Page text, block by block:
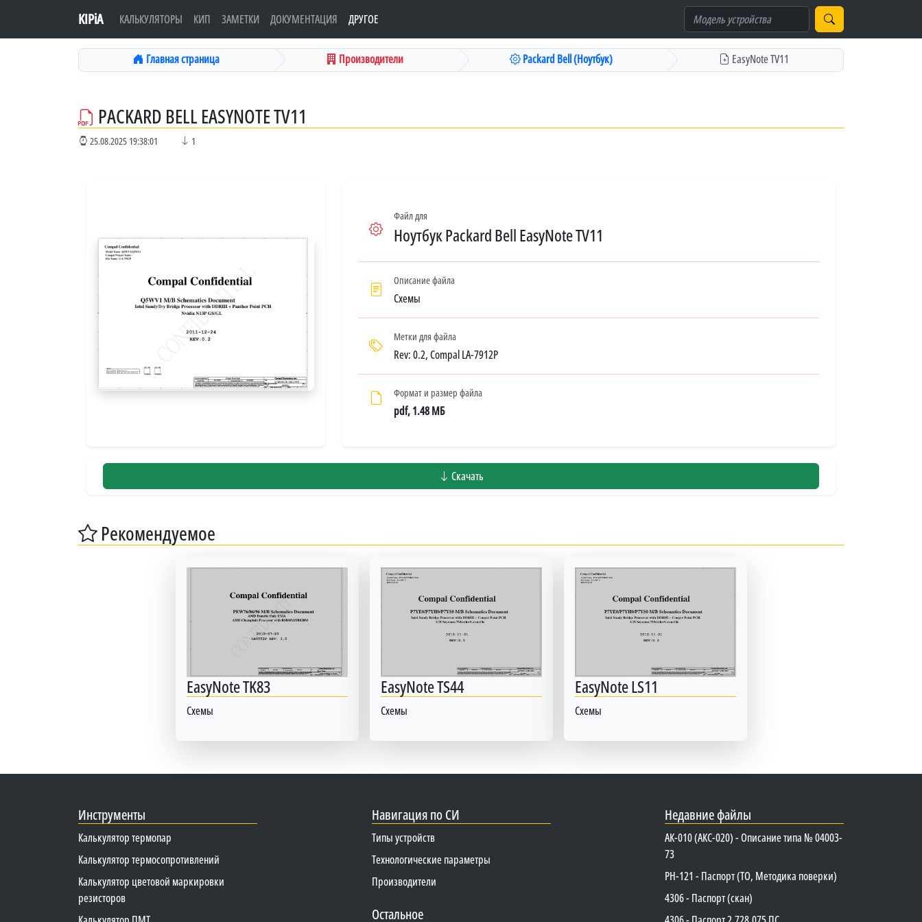
KIPiA КАЛЬКУЛЯТОРЫ КИП ЗАМЕТКИ ДОКУМЕНТАЦИЯ ДРУГОЕ
Главная страница Производители Packard Bell (Ноутбук) EasyNote TV11
PACKARD BELL EASYNOTE TV11
25.08.2025 19:38:01 1
Файл для
Ноутбук Packard Bell EasyNote TV11
Описание файла
Схемы
Метки для файла
Rev: 0.2, Compal LA-7912P
Формат и размер файла
pdf, 1.48 МБ
Скачать
Рекомендуемое
EasyNote TK83
Схемы
EasyNote TS44
Схемы
EasyNote LS11
Схемы
Инструменты
Калькулятор термопар
Калькулятор термосопротивлений
Калькулятор цветовой маркировки
резисторов
Навигация по СИ
Типы устройств
Технологические параметры
Производители
Остальное
Недавние файлы
АК-010 (АКС-020) - Описание типа № 04003-
73
PH-121 - Паспорт (ТО, Методика поверки)
4306 - Паспорт (скан)